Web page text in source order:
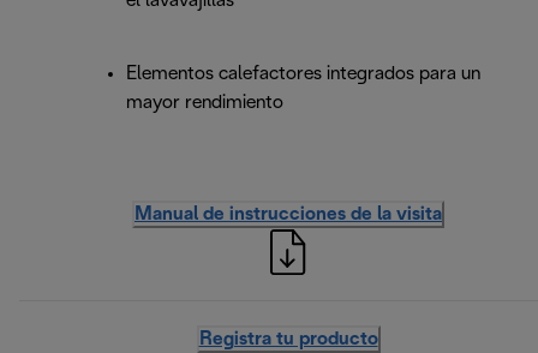
Elementos calefactores integrados para un
mayor rendimiento
Manual de instrucciones de la visita
Registra tu producto